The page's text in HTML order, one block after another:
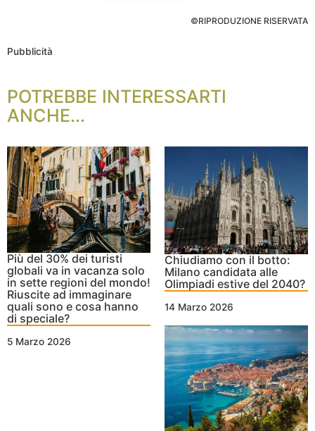
©RIPRODUZIONE RISERVATA
Pubblicità
POTREBBE INTERESSARTI
ANCHE...
Più del 30% dei turisti
globali va in vacanza solo
in sette regioni del mondo!
Riuscite ad immaginare
quali sono e cosa hanno
di speciale?
5 Marzo 2026
Chiudiamo con il botto:
Milano candidata alle
Olimpiadi estive del 2040?
14 Marzo 2026